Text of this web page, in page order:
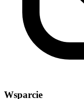
Wsparcie